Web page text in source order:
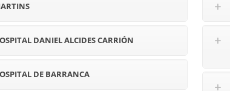
DANIEL ALCIDES CARRIÓN
DE BARRANCA